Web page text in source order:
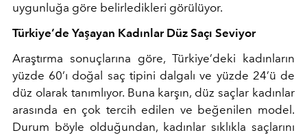
uygunluğa göre belirledikleri görülüyor.
Türkiye’de Yaşayan Kadınlar Düz Saçı Seviyor
Araştırma sonuçlarına göre, Türkiye’deki kadınların
yüzde 60’ı doğal saç tipini dalgalı ve yüzde 24’ü de
düz olarak tanımlıyor. Buna karşın, düz saçlar kadınlar
arasında en çok tercih edilen ve beğenilen model.
Durum böyle olduğundan, kadınlar sıklıkla saçlarını